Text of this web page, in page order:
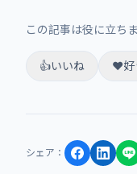
この記事は役に立ち
👍いいね ❤️好
シェア ：